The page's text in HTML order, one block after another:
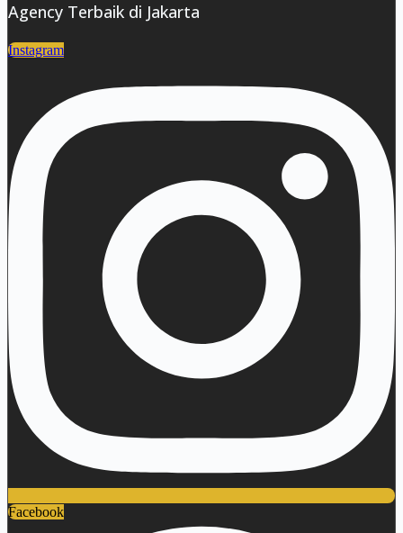
Agency Terbaik di Jakarta
Instagram
Facebook